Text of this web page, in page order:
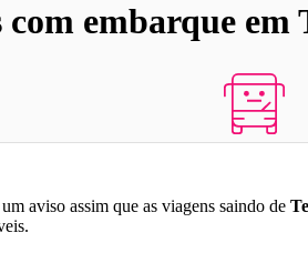
com embarque
aviso assim que as viagens saindo de